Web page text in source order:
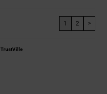
1 2 >
TrustVille